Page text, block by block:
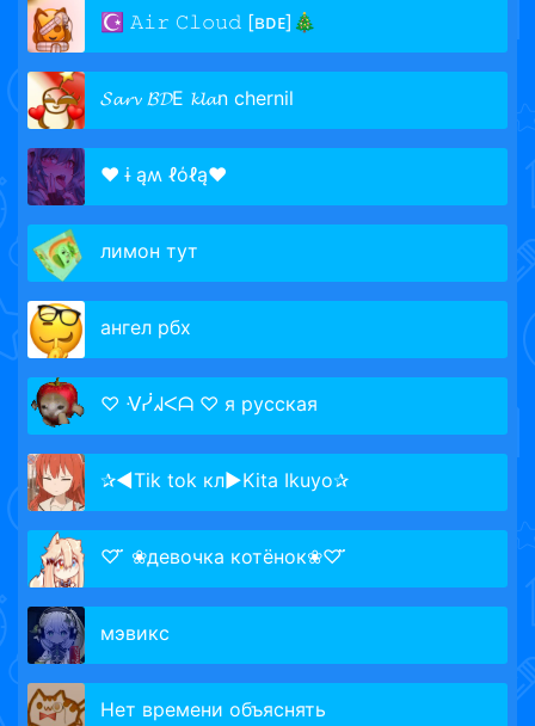
☪ 𝙰𝚒𝚛 𝙲𝚕𝚘𝚞𝚍 [ʙᴅᴇ]🎄
𝓢𝓪𝓻𝓿 𝓑𝓓E 𝓴𝓵𝓪n chernil
♥ ɨ ąʍ ℓόℓą♥
лимoн тут
ангел рбх
♡ ᐺᓰᖽᐸᗩ ♡ я русская
✰◄Tik tok кл►Kita Ikuyo✰
♡ ̆̈ ❀девочка котёнок❀♡ ̆̈
мэвикс
Нет времени объяснять